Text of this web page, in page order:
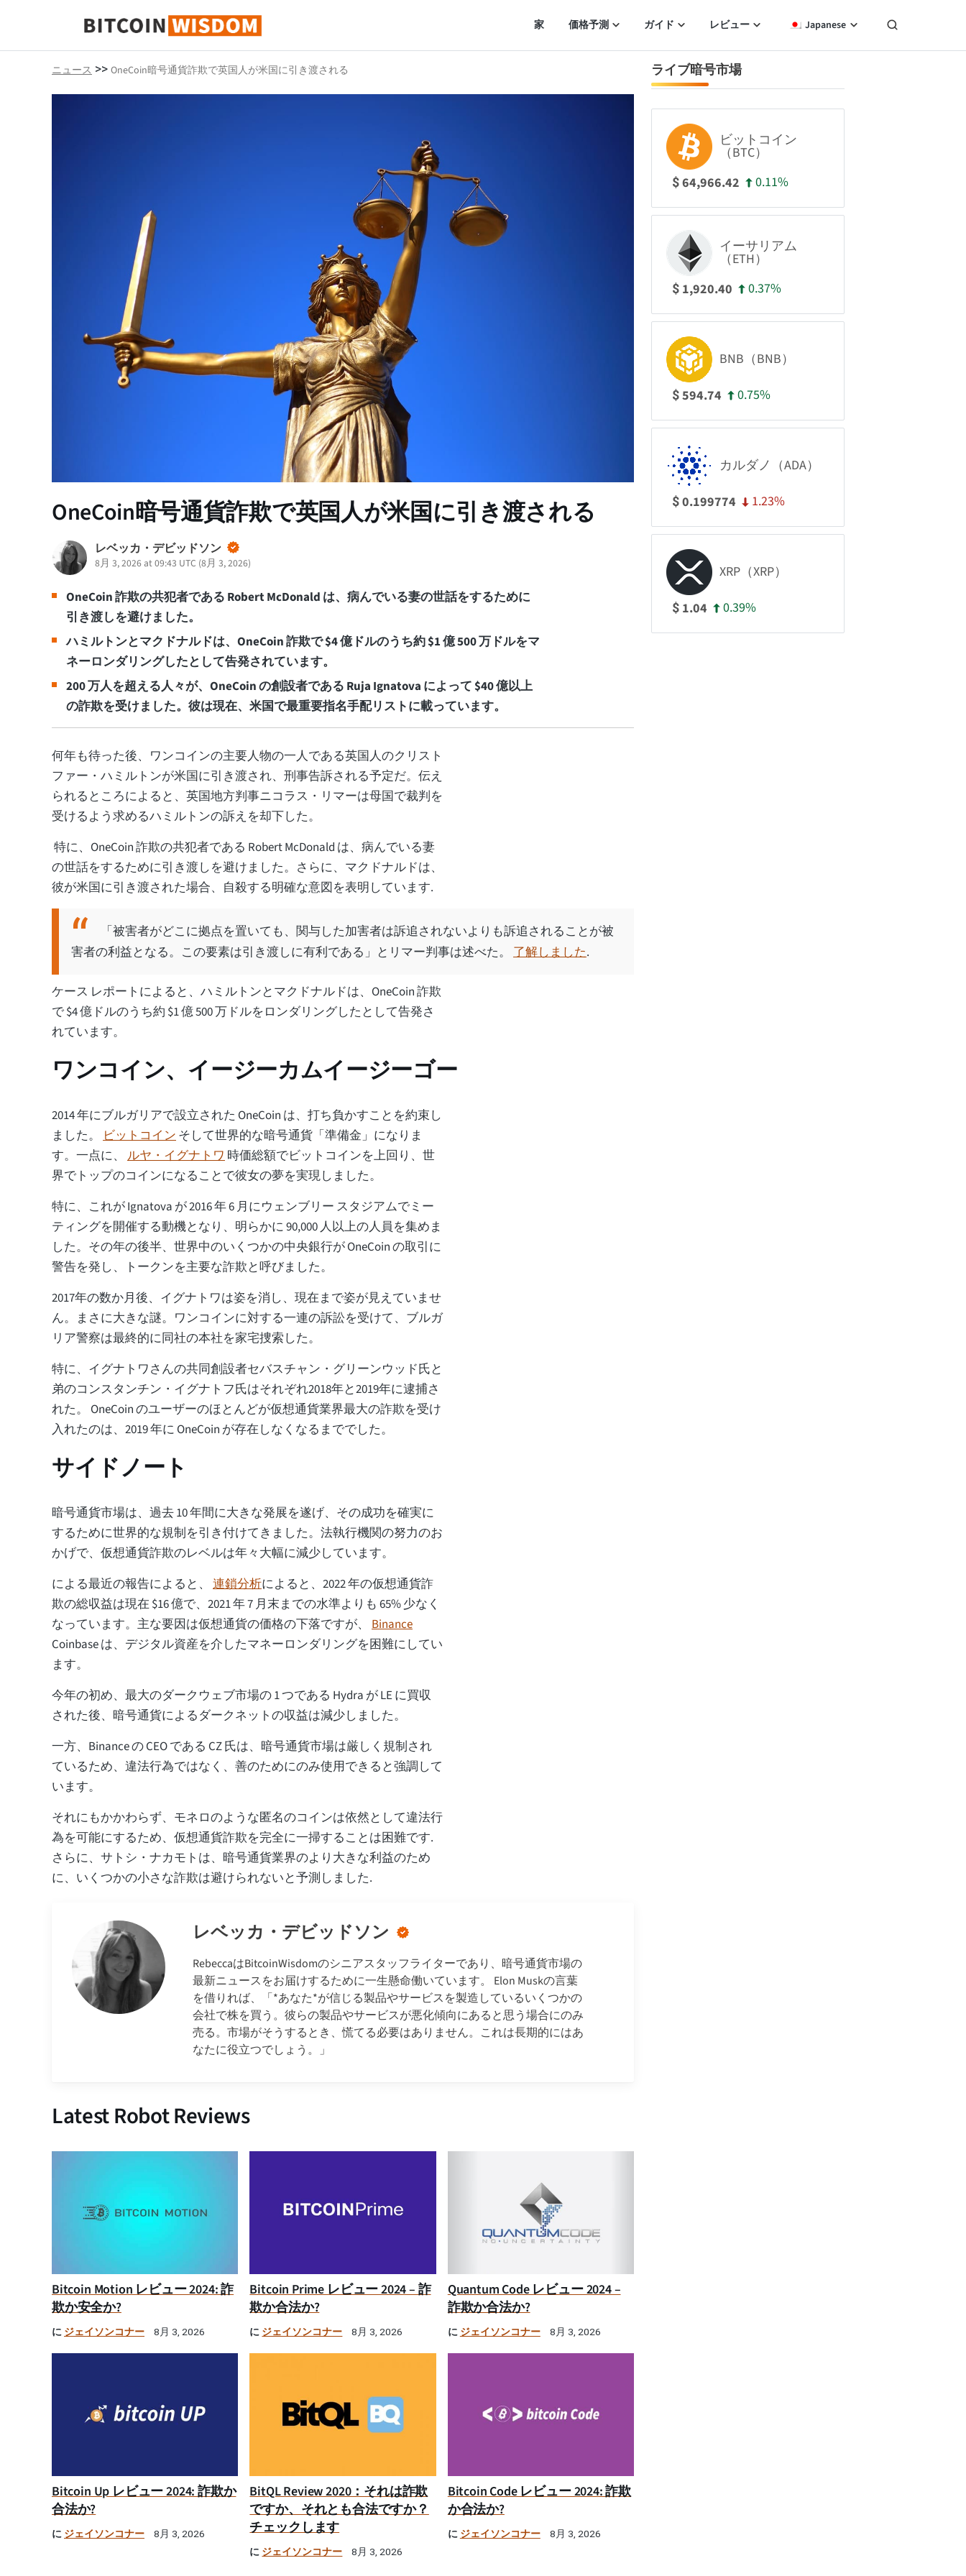
ビットコインの知恵
家 価格予測 ガイド レビュー Japanese
ニュース >> OneCoin暗号通貨詐欺で英国人が米国に引き渡される
OneCoin暗号通貨詐欺で英国人が米国に引き渡される
レベッカ・デビッドソン
8月 3, 2026 at 09:43 UTC (8月 3, 2026)
OneCoin 詐欺の共犯者である Robert McDonald は、病んでいる妻の世話をするために
引き渡しを避けました。
ハミルトンとマクドナルドは、OneCoin 詐欺で $4 億ドルのうち約 $1 億 500 万ドルをマ
ネーロンダリングしたとして告発されています。
200 万人を超える人々が、OneCoin の創設者である Ruja Ignatova によって $40 億以上
の詐欺を受けました。彼は現在、米国で最重要指名手配リストに載っています。
何年も待った後、ワンコインの主要人物の一人である英国人のクリスト
ファー・ハミルトンが米国に引き渡され、刑事告訴される予定だ。伝え
られるところによると、英国地方判事ニコラス・リマーは母国で裁判を
受けるよう求めるハミルトンの訴えを却下した。
特に、OneCoin 詐欺の共犯者である Robert McDonald は、病んでいる妻
の世話をするために引き渡しを避けました。さらに、マクドナルドは、
彼が米国に引き渡された場合、自殺する明確な意図を表明しています.
「被害者がどこに拠点を置いても、関与した加害者は訴追されないよりも訴追されることが被
害者の利益となる。この要素は引き渡しに有利である」とリマー判事は述べた。 了解しました.
ケース レポートによると、ハミルトンとマクドナルドは、OneCoin 詐欺
で $4 億ドルのうち約 $1 億 500 万ドルをロンダリングしたとして告発さ
れています。
ワンコイン、イージーカムイージーゴー
2014 年にブルガリアで設立された OneCoin は、打ち負かすことを約束し
ました。 ビットコインそして世界的な暗号通貨「準備金」になりま
す。一点に、 ルヤ・イグナトワ時価総額でビットコインを上回り、世
界でトップのコインになることで彼女の夢を実現しました。
特に、これが Ignatova が 2016 年 6 月にウェンブリー スタジアムでミー
ティングを開催する動機となり、明らかに 90,000 人以上の人員を集めま
した。その年の後半、世界中のいくつかの中央銀行が OneCoin の取引に
警告を発し、トークンを主要な詐欺と呼びました。
2017年の数か月後、イグナトワは姿を消し、現在まで姿が見えていませ
ん。まさに大きな謎。ワンコインに対する一連の訴訟を受けて、ブルガ
リア警察は最終的に同社の本社を家宅捜索した。
特に、イグナトワさんの共同創設者セバスチャン・グリーンウッド氏と
弟のコンスタンチン・イグナトフ氏はそれぞれ2018年と2019年に逮捕さ
れた。 OneCoin のユーザーのほとんどが仮想通貨業界最大の詐欺を受け
入れたのは、2019 年に OneCoin が存在しなくなるまででした。
サイドノート
暗号通貨市場は、過去 10 年間に大きな発展を遂げ、その成功を確実に
するために世界的な規制を引き付けてきました。法執行機関の努力のお
かげで、仮想通貨詐欺のレベルは年々大幅に減少しています。
による最近の報告によると、 連鎖分析によると、2022 年の仮想通貨詐
欺の総収益は現在 $16 億で、2021 年 7 月末までの水準よりも 65% 少なく
なっています。主な要因は仮想通貨の価格の下落ですが、 Binance
Coinbase は、デジタル資産を介したマネーロンダリングを困難にしてい
ます。
今年の初め、最大のダークウェブ市場の 1 つである Hydra が LE に買収
された後、暗号通貨によるダークネットの収益は減少しました。
一方、Binance の CEO である CZ 氏は、暗号通貨市場は厳しく規制され
ているため、違法行為ではなく、善のためにのみ使用できると強調して
います。
それにもかかわらず、モネロのような匿名のコインは依然として違法行
為を可能にするため、仮想通貨詐欺を完全に一掃することは困難です.
さらに、サトシ・ナカモトは、暗号通貨業界のより大きな利益のため
に、いくつかの小さな詐欺は避けられないと予測しました.
レベッカ・デビッドソン
RebeccaはBitcoinWisdomのシニアスタッフライターであり、暗号通貨市場の
最新ニュースをお届けするために一生懸命働いています。 Elon Muskの言葉
を借りれば、「*あなた*が信じる製品やサービスを製造しているいくつかの
会社で株を買う。彼らの製品やサービスが悪化傾向にあると思う場合にのみ
売る。市場がそうするとき、慌てる必要はありません。これは長期的にはあ
なたに役立つでしょう。」
Latest Robot Reviews
Bitcoin Motion レビュー 2024: 詐
欺か安全か?
に ジェイソンコナー 8月 3, 2026
Bitcoin Prime レビュー 2024 – 詐
欺か合法か?
に ジェイソンコナー 8月 3, 2026
Quantum Code レビュー 2024 –
詐欺か合法か?
に ジェイソンコナー 8月 3, 2026
Bitcoin Up レビュー 2024: 詐欺か
合法か?
に ジェイソンコナー 8月 3, 2026
BitQL Review 2020：それは詐欺
ですか、それとも合法ですか？
チェックします
に ジェイソンコナー 8月 3, 2026
Bitcoin Code レビュー 2024: 詐欺
か合法か?
に ジェイソンコナー 8月 3, 2026
ライブ暗号市場
ビットコイン
（BTC）
$64,966.42 0.11%
イーサリアム
（ETH）
$ 1,920.40 0.37%
BNB（BNB）
$594.74 0.75%
カルダノ（ADA）
$0.199774 1.23%
XRP（XRP）
$ 1.04 0.39%